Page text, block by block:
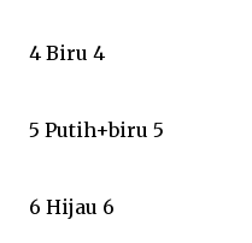
4 Biru 4
5 Putih+biru 5
6 Hijau 6